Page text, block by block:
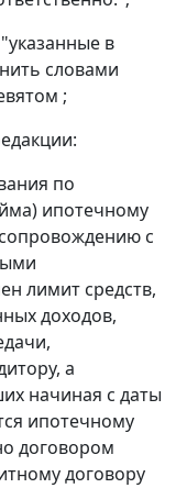
в
словами
;
по
ипотечному
с
лимит средств,
доходов,
а
начиная с даты
ипотечному
договором
договору